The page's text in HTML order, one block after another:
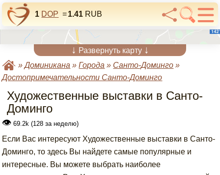
1 DOP =1.41 RUB
↓ Развернуть карту ↓
»Доминикана »Города » Санто-Доминго »
Достопримечательности Санто-Доминго
Художественные выставки в Санто-
Доминго
👁 69.2k (128 за неделю)
Если Вас интересуют Художественные выставки в Санто-
Доминго, то здесь Вы найдете самые популярные и
интересные. Вы можете выбрать наиболее